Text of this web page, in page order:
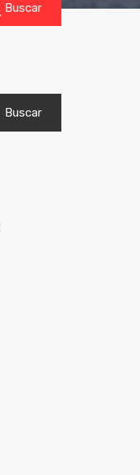
Buscar